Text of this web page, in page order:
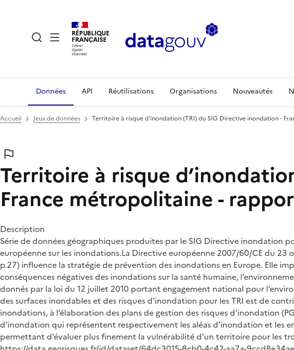
RÉPUBLIQUE
FRANÇAISE
Données API Réutilisations Organisations Nouveautés
Accueil Jeux de données Territoire à risque d’inondation (TRI) du SIG Directive inondation -
Territoire à risque
France métropolitaine -
Description
Série de données géographiques produites par le SIG Directive
européenne sur les inondations.La Directive européenne 2007/60/CE du 23
p.27) influence la stratégie de prévention des inondations en Europe. Elle
conséquences négatives des inondations sur la santé humaine,
donnés par la loi du 12 juillet 2010 portant engagement national pour
des surfaces inondables et des risques d'inondation pour les TRI est de
inondations, à l’élaboration des plans de gestion des risques d’inondation
d’inondation qui représentent respectivement les aléas d’inondation et les
permettant d’évaluer plus finement la vulnérabilité d’un territoire pour les